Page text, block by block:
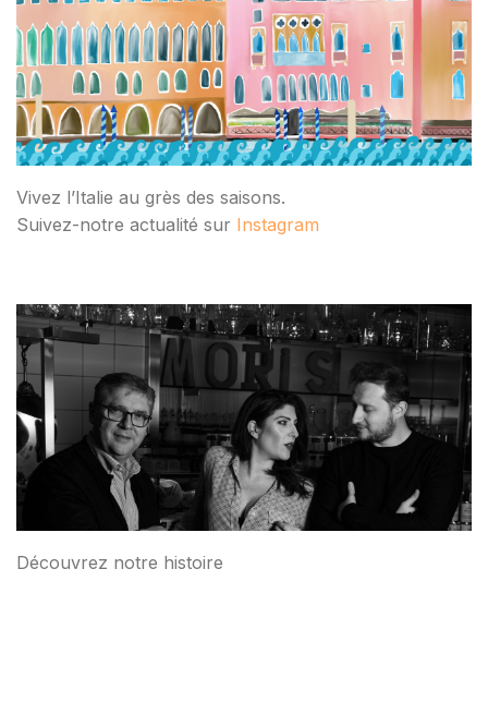
Vivez l’Italie au grès des saisons.
Suivez-notre actualité sur Instagram
Découvrez notre histoire